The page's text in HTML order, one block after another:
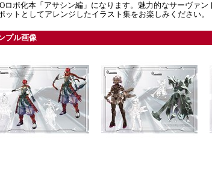
ロボ化本「アサシン編」になります。魅力的なサーヴァ
ットとしてアレンジしたイラスト集をお楽しみください。
プル画像